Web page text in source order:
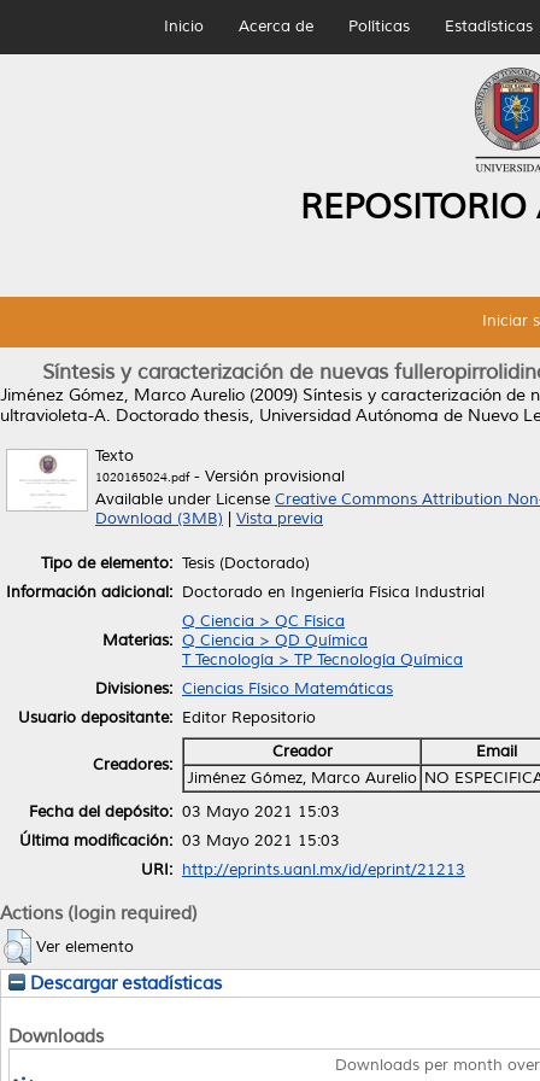
Inicio Acerca de Políticas Estadísticas
Iniciar
Síntesis y caracterización de nuevas
Jiménez Gómez, Marco Aurelio (2009) Síntesis y caracterización de
ultravioleta-A. Doctorado thesis, Universidad Autónoma de Nuevo
Texto
1020165024.pdf- Versión provisional
Available under License Creative Commons Attribution
Download (3MB)
Vista previa
Tipo de elemento: Tesis (Doctorado)
Información adicional: Doctorado en Ingeniería Física Industrial
Materias:
Q Ciencia > QC Física
Q Ciencia > QD Química
T Tecnología > TP Tecnología Química
Divisiones: Ciencias Físico Matemáticas
Usuario depositante: Editor Repositorio
Creadores:
Creador
Email
Jiménez Gómez, Marco Aurelio NO
Fecha del depósito: 03 Mayo 2021 15:03
Última modificación: 03 Mayo 2021 15:03
URI: http://eprints.uanl.mx/id/eprint/21213
Actions (login required)
Ver elemento
Descargar estadísticas
Downloads
Downloads per month